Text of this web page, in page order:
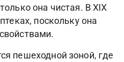
она чистая. В XIX
поскольку она
пешеходной зоной, где